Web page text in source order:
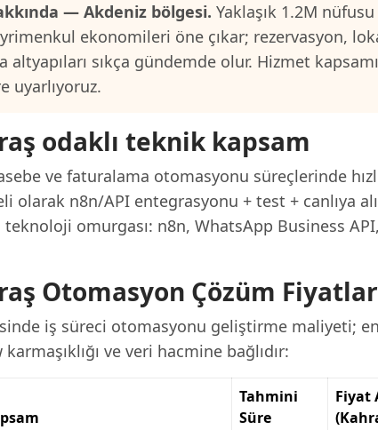
— Akdeniz bölgesi. Yaklaşık 1.2M
ekonomileri öne çıkar; rezervasyon,
sıkça gündemde olur. Hizmet
uyarlıyoruz.
odaklı teknik kapsam
ve faturalama otomasyonu süreçlerinde
olarak n8n/API entegrasyonu + test + canlıya
teknoloji omurgası: n8n, WhatsApp Business
Otomasyon Çözüm
iş süreci otomasyonu geliştirme maliyeti;
ve veri hacmine bağlıdır:
Tahmini
Süre
Fiyat